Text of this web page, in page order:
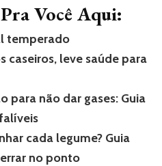
Você Aqui:
temperado
caseiros, leve saúde para
para não dar gases: Guia
cada legume? Guia
no ponto